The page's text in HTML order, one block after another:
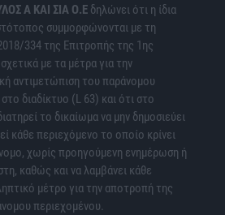
Α ΚΑΙ ΣΙΑ Ο.Ε δηλώνει ότι η ίδια
συμμορφώνονται με τη
334 της Επιτροπής της 1ης
με τα μέτρα για την
αντιμετώπιση του παράνομου
διαδίκτυο (L 63) και ότι στο
το δικαίωμα να μην δημοσιεύει
κάθε περιεχόμενο το οποίο κρίνει
χωρίς προηγούμενη ενημέρωση ή
καθώς και να λαμβάνει κάθε
μέτρο για την αποτροπή της
περιεχομένου.